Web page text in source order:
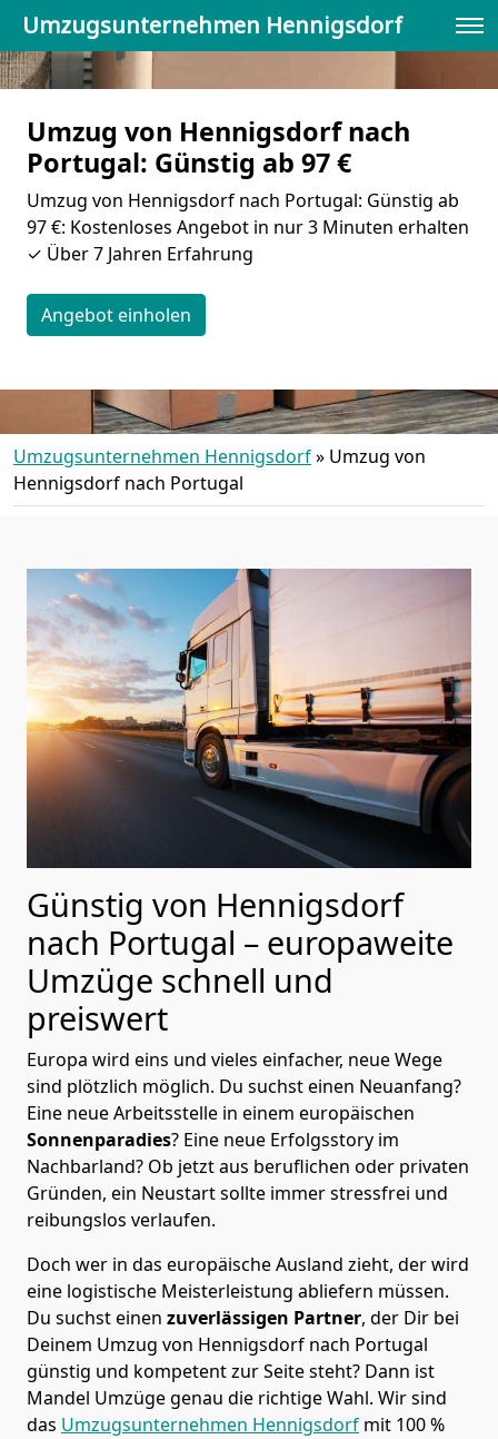
Umzugsunternehmen Hennigsdorf
Umzug von Hennigsdorf nach
Portugal: Günstig ab 97 €
Umzug von Hennigsdorf nach Portugal: Günstig ab
97 €: Kostenloses Angebot in nur 3 Minuten erhalten
✓ Über 7 Jahren Erfahrung
Angebot einholen
Umzugsunternehmen Hennigsdorf» Umzug von
Hennigsdorf nach Portugal
Günstig von Hennigsdorf
nach Portugal – europaweite
Umzüge schnell und
preiswert
Europa wird eins und vieles einfacher, neue Wege
sind plötzlich möglich. Du suchst einen Neuanfang?
Eine neue Arbeitsstelle in einem europäischen
Sonnenparadies? Eine neue Erfolgsstory im
Nachbarland? Ob jetzt aus beruflichen oder privaten
Gründen, ein Neustart sollte immer stressfrei und
reibungslos verlaufen.
Doch wer in das europäische Ausland zieht, der wird
eine logistische Meisterleistung abliefern müssen.
Du suchst einen zuverlässigen Partner, der Dir bei
Deinem Umzug von Hennigsdorf nach Portugal
günstig und kompetent zur Seite steht? Dann ist
Mandel Umzügegenau die richtige Wahl. Wir sind
das Umzugsunternehmen Hennigsdorf mit 100 %